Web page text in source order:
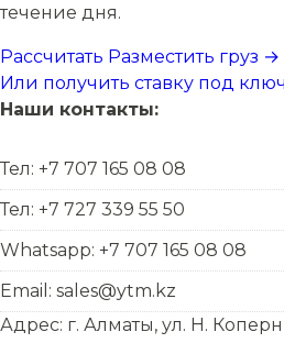
течение дня.
Рассчитать Разместить груз →
Или получить ставку под ключ
Наши контакты:
Тел: +7 707 165 08 08
Тел: +7 727 339 55 50
Whatsapp: +7 707 165 08 08
Email: sales@ytm.kz
Адрес: г. Алматы, ул. Н.